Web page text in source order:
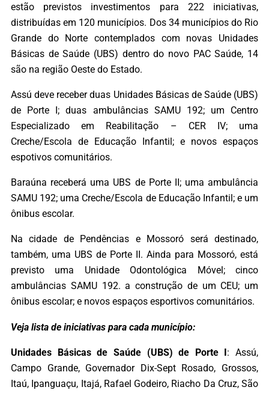
estão previstos investimentos para 222 iniciativas,
distribuídas em 120 municípios. Dos 34 municípios do Rio
Grande do Norte contemplados com novas Unidades
Básicas de Saúde (UBS) dentro do novo PAC Saúde, 14
são na região Oeste do Estado.
Assú deve receber duas Unidades Básicas de Saúde (UBS)
de Porte I; duas ambulâncias SAMU 192; um Centro
Especializado em Reabilitação – CER IV; uma
Creche/Escola de Educação Infantil; e novos espaços
espotivos comunitários.
Baraúna receberá uma UBS de Porte II; uma ambulância
SAMU 192; uma Creche/Escola de Educação Infantil; e um
ônibus escolar.
Na cidade de Pendências e Mossoró será destinado,
também, uma UBS de Porte II. Ainda para Mossoró, está
previsto uma Unidade Odontológica Móvel; cinco
ambulâncias SAMU 192. a construção de um CEU; um
ônibus escolar; e novos espaços esportivos comunitários.
Veja lista de iniciativas para cada município:
Unidades Básicas de Saúde (UBS) de Porte I: Assú,
Campo Grande, Governador Dix-Sept Rosado, Grossos,
Itaú, Ipanguaçu, Itajá, Rafael Godeiro, Riacho Da Cruz, São